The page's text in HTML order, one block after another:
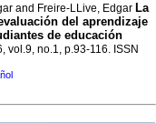
and Freire-LLive, Edgar La
del aprendizaje
de educación
vol.9, no.1, p.93-116. ISSN